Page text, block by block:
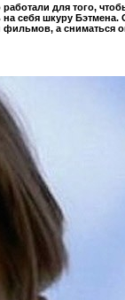
для того,
себя шкуру Бэтмена.
фильмов, а сниматься